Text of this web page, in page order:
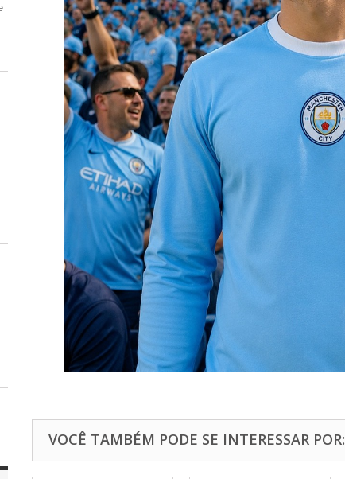
VOCÊ TAMBÉM PODE SE INTERESSAR POR: